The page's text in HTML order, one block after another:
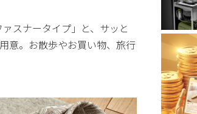
スナータイプ」と、サッと
意。お散歩やお買い物、旅行